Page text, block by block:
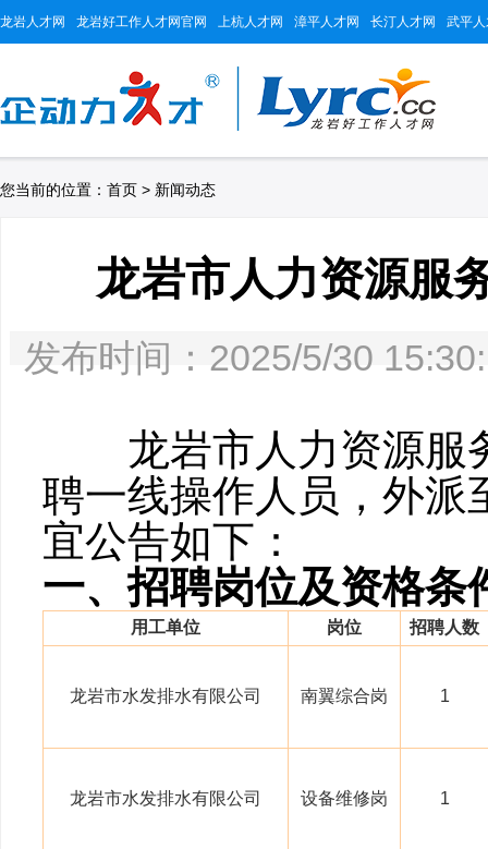
龙岩人才网 龙岩好工作人才网官网 上杭人才网 漳平人才网 长汀人才网 武平
您当前的位置： 首页 > 新闻动态
龙岩市人力资源服
发布时间：2025/5/30
龙岩市人力资源服务
聘一线操作人员，外派
宜公告如下：
一、招聘岗位及资格条
用工单位 岗位 招聘人数
龙岩市水发排水有限公司 南翼综合岗 1
龙岩市水发排水有限公司 设备维修岗 1